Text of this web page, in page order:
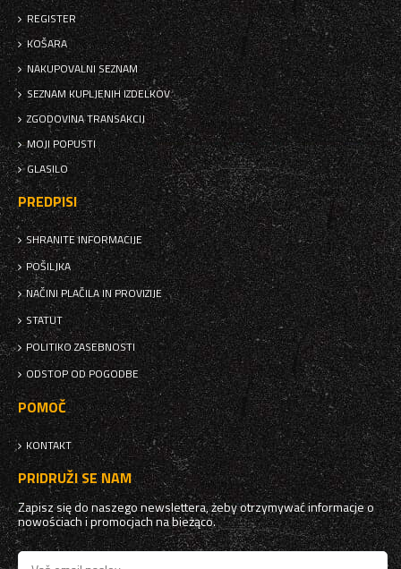
REGISTER
KOŠARA
NAKUPOVALNI SEZNAM
SEZNAM KUPLJENIH IZDELKOV
ZGODOVINA TRANSAKCIJ
MOJI POPUSTI
GLASILO
PREDPISI
SHRANITE INFORMACIJE
POŠILJKA
NAČINI PLAČILA IN PROVIZIJE
STATUT
POLITIKO ZASEBNOSTI
ODSTOP OD POGODBE
POMOČ
KONTAKT
PRIDRUŽI SE NAM
Zapisz się do naszego newslettera, żeby otrzymywać informacje o
nowościach i promocjach na bieżąco.